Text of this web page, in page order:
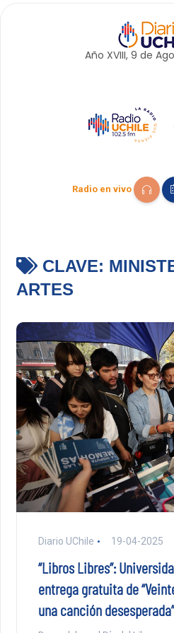
Año XVIII, 9 de
Radio en vivo
CLAVE:
ARTES
Diario UChile 19-04-2025
“Libros Libres”:
entrega gratuita de
una canción desesperada”